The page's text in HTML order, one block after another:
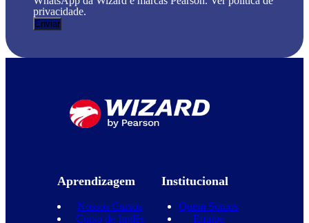
privacidade.
Aprendizagem
Nossos Cursos
Curso de Inglês
Institucional
Quem Somos
Equipe